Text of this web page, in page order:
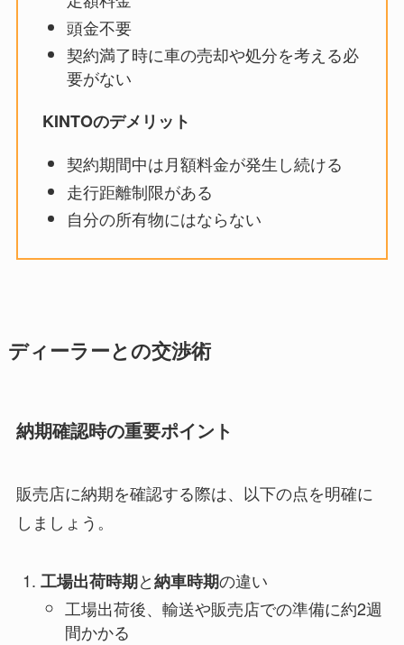
頭金不要
契約満了時に車の売却や処分を考える必
要がない
KINTOのデメリット
契約期間中は月額料金が発生し続ける
走行距離制限がある
自分の所有物にはならない
ディーラーとの交渉術
納期確認時の重要ポイント
販売店に納期を確認する際は、以下の点を明確に
しましょう。
工場出荷時期と納車時期の違い
工場出荷後、輸送や販売店での準備に約2週
間かかる